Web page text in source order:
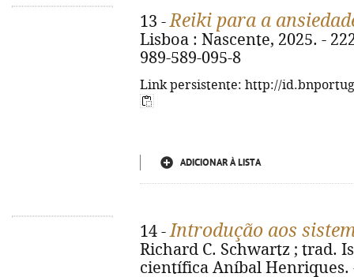
13 -Reiki para a
Lisboa : Nascente, 2025. -
989-589-095-8
Link persistente: http://
ADICIONAR À LISTA
14 -Introdução aos
Richard C. Schwartz ; trad.
científica Aníbal Henriques.